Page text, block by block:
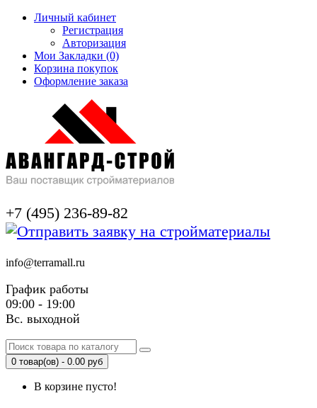
Личный кабинет
Регистрация
Авторизация
Мои Закладки (0)
Корзина покупок
Оформление заказа
+7 (495) 236-89-82
info@terramall.ru
График работы
09:00 - 19:00
Вс. выходной
0 товар(ов) - 0.00 руб
В корзине пусто!